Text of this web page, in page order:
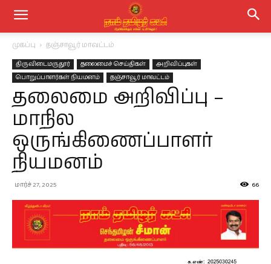
முகப்பு தஞ்சாவூர் மாவட்டம்
திருவிடைமருதூர் தலைமைச் செய்திகள்
அறிவிப்புகள்
பொறுப்பாளர்கள் நியமனம்
தஞ்சாவூர் மாவட்டம்
தலைமை அறிவிப்பு –
மாநில
ஒருங்கிணைப்பாளர்
நியமனம்
மார்ச் 27, 2025 66